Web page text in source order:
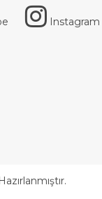
Instagram